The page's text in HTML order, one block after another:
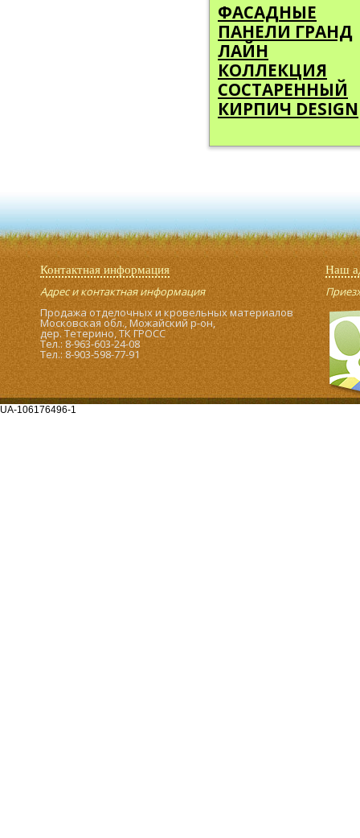
ФАСАДНЫЕ
ПАНЕЛИ ГРАНД
ЛАЙН
КОЛЛЕКЦИЯ
СОСТАРЕННЫЙ
КИРПИЧ DESIGN
Контактная информация
Адрес и контактная информация
Продажа отделочных и кровельных материалов
Московская обл., Можайский р-он,
дер. Тетерино, ТК ГРОСС
Тел.: 8-963-603-24-08
Тел.: 8-903-598-77-91
Наш
UA-106176496-1